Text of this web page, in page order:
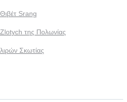
Srang
της Πολωνίας
Σκωτίας